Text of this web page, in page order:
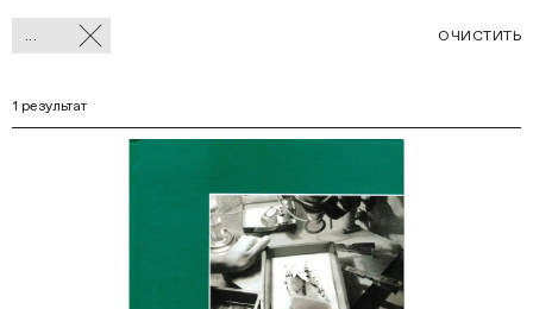
Отмеченные
фильтры
ОЧИСТИТЬ
1 результат